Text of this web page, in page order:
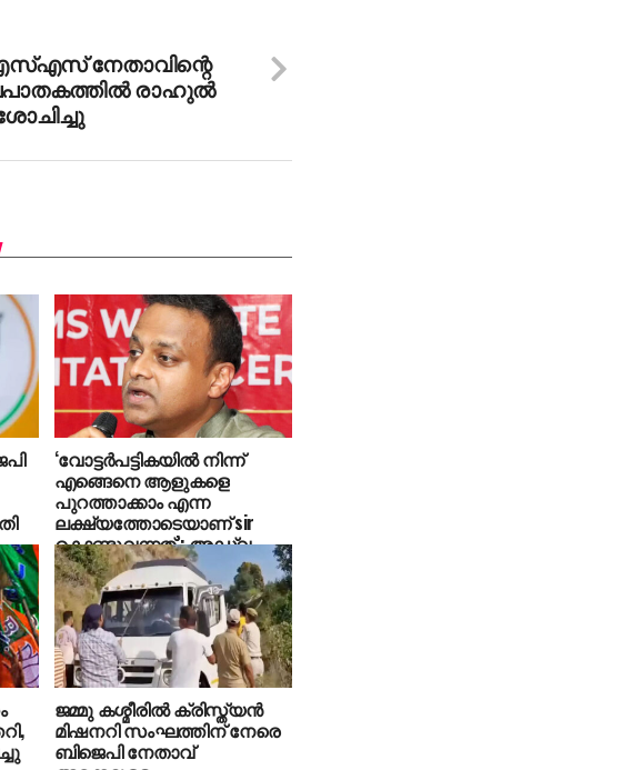
നേതാവിന്റെ
രാഹുല്‍
‘വോട്ടര്‍പട്ടികയില്‍ നിന്ന്
എങ്ങെനെ ആളുകളെ
പുറത്താക്കാം എന്ന
ലക്ഷ്യത്തോടെയാണ് sir
കൊണ്ടുവന്നത്’: അഡ്വ.
ഹാരിസ് ബീരാൻ എംപി
ജമ്മു കശ്മീരില്‍ ക്രിസ്ത്യന്‍
മിഷനറി സംഘത്തിന് നേരെ
ബിജെപി നേതാവ്